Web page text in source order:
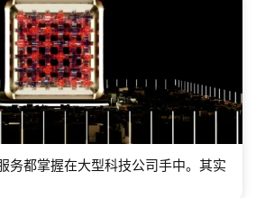
务都掌握在大型科技公司手中。其实